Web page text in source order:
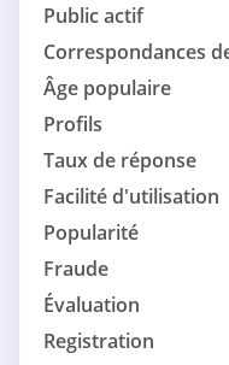
Public actif
Correspondances
Âge populaire
Profils
Taux de réponse
Facilité d'utilisation
Popularité
Fraude
Évaluation
Registration